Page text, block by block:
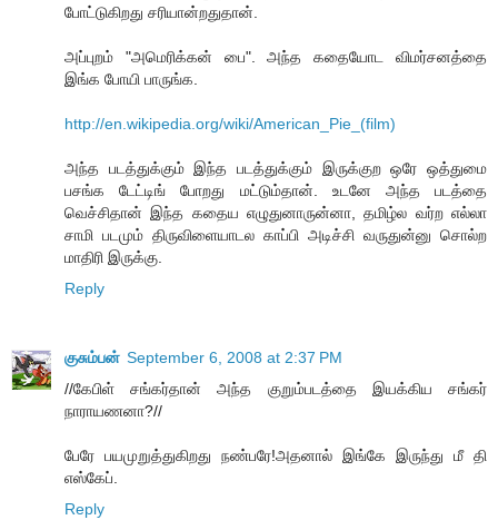
போட்டுகிறது சரியான்றதுதான்.
அப்புறம் "அமெரிக்கன் பை". அந்த கதையோட விமர்சனத்தை
இங்க போயி பாருங்க.
http://en.wikipedia.org/wiki/American_Pie_(film)
அந்த படத்துக்கும் இந்த படத்துக்கும் இருக்குற ஒரே ஒத்துமை
பசங்க டேட்டிங் போறது மட்டும்தான். உடனே அந்த படத்தை
வெச்சிதான் இந்த கதைய எழுதுனாருன்னா, தமிழ்ல வர்ற எல்லா
சாமி படமும் திருவிளையாடல காப்பி அடிச்சி வருதுன்னு சொல்ற
மாதிரி இருக்கு.
Reply
குசும்பன் September 6, 2008 at 2:37 PM
//கேபிள் சங்கர்தான் அந்த குறும்படத்தை இயக்கிய சங்கர்
நாராயணனா?//
பேரே பயமுறுத்துகிறது நண்பரே!அதனால் இங்கே இருந்து மீ தி
எஸ்கேப்.
Reply